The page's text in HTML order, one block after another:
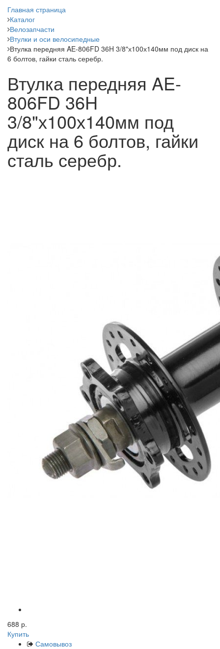
Главная страница
Каталог
Велозапчасти
Втулки и оси велосипедные
Втулка передняя AE-806FD 36H 3/8"х100х140мм под диск на
6 болтов, гайки сталь серебр.
Втулка передняя AE-
806FD 36H
3/8"х100х140мм под
диск на 6 болтов, гайки
сталь серебр.
688 р.
Купить
Самовывоз